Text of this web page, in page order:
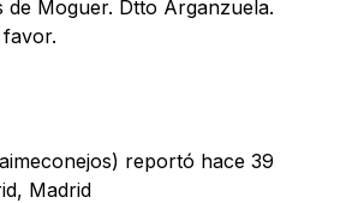
de Moguer. Dtto Arganzuela.
reportó hace 39
Madrid